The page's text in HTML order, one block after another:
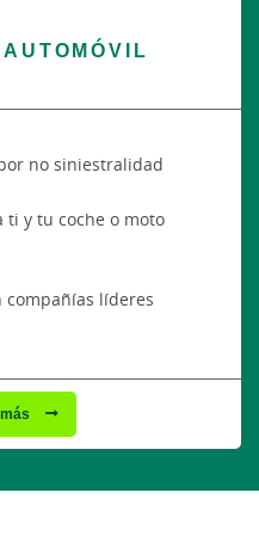
no siniestralidad
ti y tu coche o moto
compañías líderes